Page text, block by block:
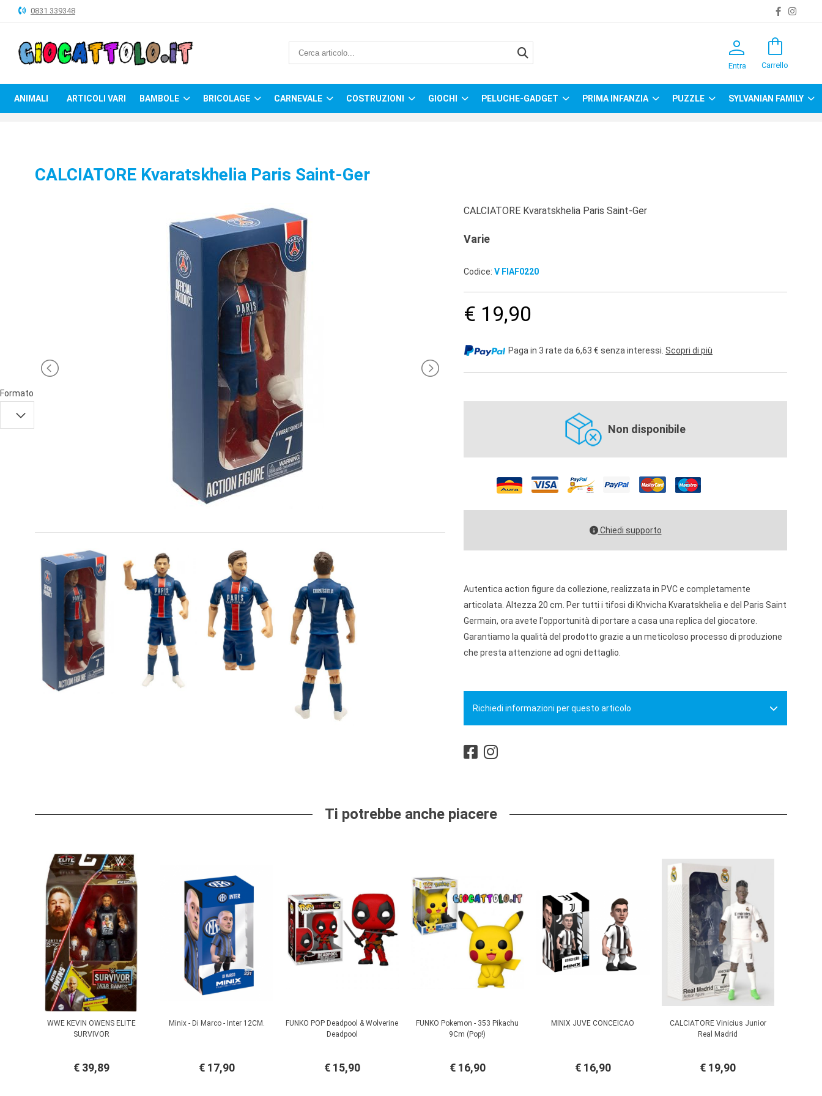
ANIMALI
BAMBOLE
BORSETTE
0831 339348
person
Entra
shopping_bag
Carrello
ANIMALI ARTICOLI VARI BAMBOLE BRICOLAGE CARNEVALE COSTRUZIONI GIOCHI PELUCHE-GADGET PRIMA INFANZIA PUZZLE SYLVANIAN FAMILY
CALCIATORE Kvaratskhelia Paris Saint-Ger
CALCIATORE Kvaratskhelia Paris Saint-Ger
Varie
Codice:V FIAF0220
€ 19,90
Paga in 3 rate da 6,63 € senza interessi.Scopri di più
Formato
Non disponibile
Chiedi supporto
Autentica action figure da collezione, realizzata in PVC e completamente
articolata. Altezza 20 cm. Per tutti i tifosi di Khvicha Kvaratskhelia e del Paris Saint
Germain, ora avete l'opportunità di portare a casa una replica del giocatore.
Garantiamo la qualità del prodotto grazie a un meticoloso processo di produzione
che presta attenzione ad ogni dettaglio.
Richiedi informazioni per questo articolo
Ti potrebbe anche piacere
WWE KEVIN OWENS ELITE
SURVIVOR
€ 39,89
Minix - Di Marco - Inter 12CM.
€ 17,90
FUNKO POP Deadpool & Wolverine
Deadpool
€ 15,90
FUNKO Pokemon - 353 Pikachu
9Cm (Pop!)
€ 16,90
MINIX JUVE CONCEICAO
€ 16,90
CALCIATORE Vinicius Junior
Real Madrid
€ 19,90